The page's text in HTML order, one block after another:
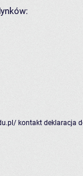
kontakt deklaracja